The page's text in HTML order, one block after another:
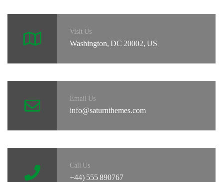
Visit Us
Washington, DC 20002, US
Email Us
info@saturnthemes.com
Call Us
+44) 555 890767